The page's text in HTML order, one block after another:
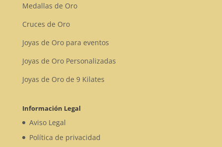
Medallas de Oro
Cruces de Oro
Joyas de Oro para eventos
Joyas de Oro Personalizadas
Joyas de Oro de 9 Kilates
Información Legal
Aviso Legal
Política de privacidad